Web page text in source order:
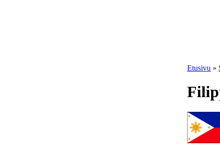
Etusivu »